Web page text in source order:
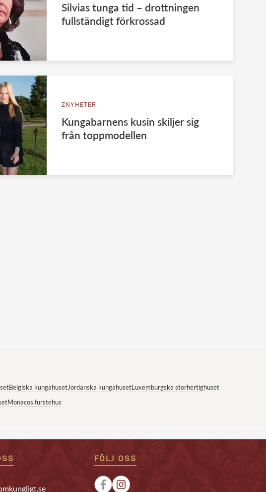
Silvias tunga tid – drottningen
fullständigt förkrossad
ZNYHETER
Kungabarnens kusin skiljer sig
från toppmodellen
Belgiska kungahusetJordanska kungahusetLuxemburgska storhertighuset
Monacos furstehus
FÖLJ OSS